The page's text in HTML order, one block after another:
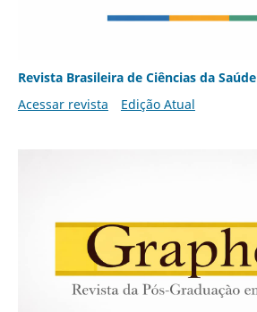
Revista Brasileira de Ciências da Saúde
Acessar revista
Edição Atual